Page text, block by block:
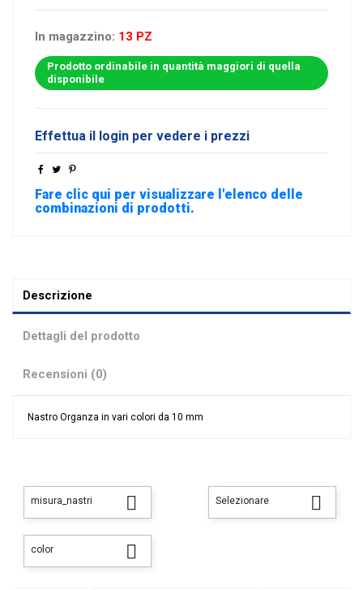
In magazzino: 13 PZ
Prodotto ordinabile in quantità maggiori di quella
disponibile
Effettua il login per vedere i prezzi
Fare clic qui per visualizzare l'elenco delle
combinazioni di prodotti.
Descrizione
Dettagli del prodotto
Recensioni (0)
Nastro Organza in vari colori da 10 mm
Rosso
misura_nastri 
color 
Selezionare 